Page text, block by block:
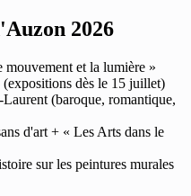
2026
et la lumière »
dès le 15 juillet)
(baroque, romantique,
d'art + « Les Arts dans le
sur les peintures murales